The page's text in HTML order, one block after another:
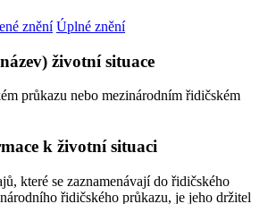
znění Úplné znění
životní situace
průkazu nebo mezinárodním řidičském
k životní situaci
které se zaznamenávají do řidičského
řidičského průkazu, je jeho držitel